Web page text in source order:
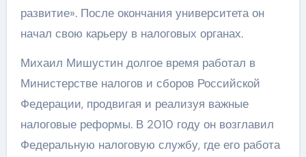
развитие». После окончания университета он
начал свою карьеру в налоговых органах.
Михаил Мишустин долгое время работал в
Министерстве налогов и сборов Российской
Федерации, продвигая и реализуя важные
налоговые реформы. В 2010 году он возглавил
Федеральную налоговую службу, где его работа